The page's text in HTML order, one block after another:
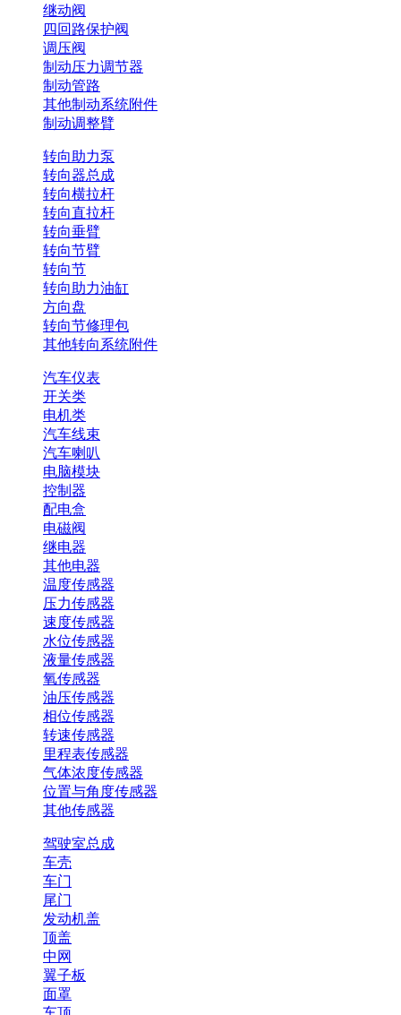
继动阀
四回路保护阀
调压阀
制动压力调节器
制动管路
其他制动系统附件
制动调整臂
转向助力泵
转向器总成
转向横拉杆
转向直拉杆
转向垂臂
转向节臂
转向节
转向助力油缸
方向盘
转向节修理包
其他转向系统附件
汽车仪表
开关类
电机类
汽车线束
汽车喇叭
电脑模块
控制器
配电盒
电磁阀
继电器
其他电器
温度传感器
压力传感器
速度传感器
水位传感器
液量传感器
氧传感器
油压传感器
相位传感器
转速传感器
里程表传感器
气体浓度传感器
位置与角度传感器
其他传感器
驾驶室总成
车壳
车门
尾门
发动机盖
顶盖
中网
翼子板
面罩